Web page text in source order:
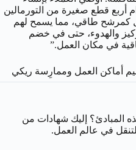
أربع قطع صغيرة من التورمالين
كمرشح طاقي، مما يسمح لهم
والهدوء، حتى في خضم
في مكان العمل.”
أماكن العمل وممارِسة ريكي
المبادئ؟ إليك شهادات من
في عالم العمل.